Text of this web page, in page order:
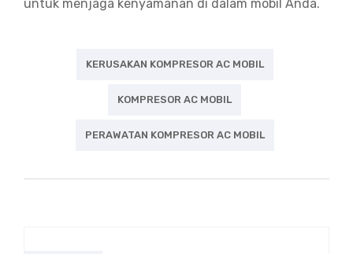
untuk menjaga kenyamanan di dalam mobil Anda.
KERUSAKAN KOMPRESOR AC MOBIL
KOMPRESOR AC MOBIL
PERAWATAN KOMPRESOR AC MOBIL